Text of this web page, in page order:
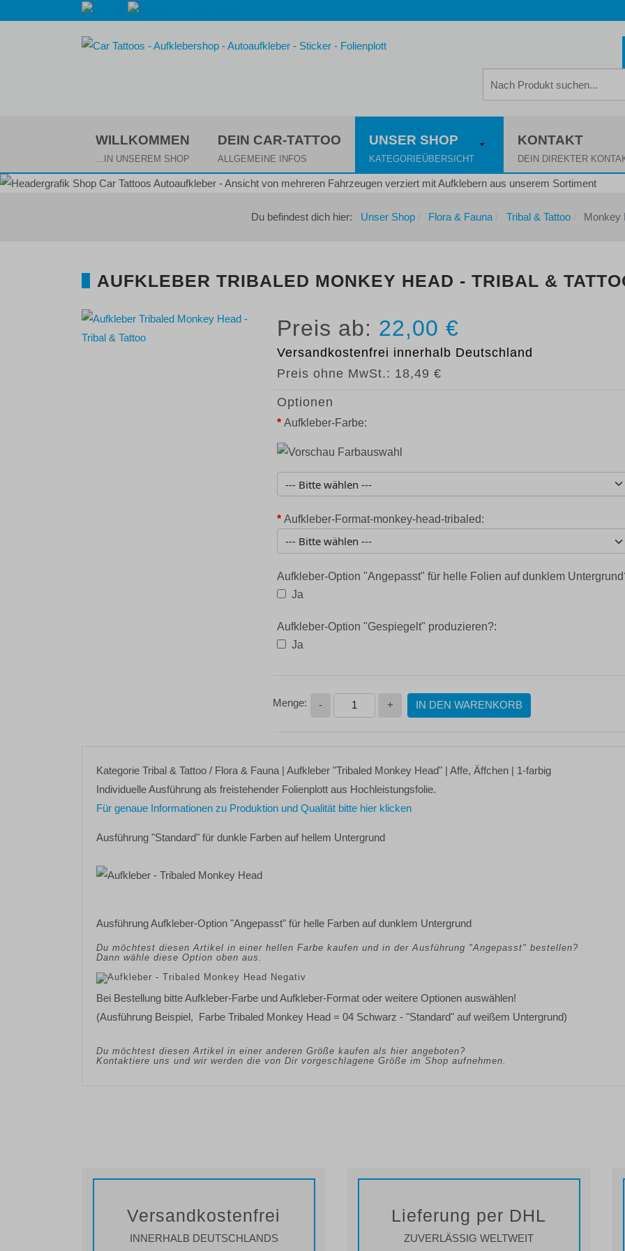
WILLKOMMEN
...IN UNSEREM SHOP
DEIN CAR-TATTOO
ALLGEMEINE INFOS
UNSER SHOP
KATEGORIEÜBERSICHT
KONTAKT
DEIN DIREKTER
Du befindest dich hier: Unser Shop Flora & Fauna Tribal & Tattoo Monkey
AUFKLEBER TRIBALED MONKEY HEAD - TRIBAL &
22,00 €
Versandkostenfrei innerhalb Deutschland
Preis ohne MwSt.: 18,49 €
Optionen
* Aufkleber-Farbe:
* Aufkleber-Format-monkey-head-tribaled:
Aufkleber-Option "Angepasst" für helle Folien auf dunklem
Ja
Aufkleber-Option "Gespiegelt" produzieren?:
Ja
- + IN DEN WARENKORB
Kategorie Tribal & Tattoo / Flora & Fauna | Aufkleber "Tribaled Monkey Head" | Affe, Äffchen | 1-farbig
Individuelle Ausführung als freistehender Folienplott aus Hochleistungsfolie.
Für genaue Informationen zu Produktion und Qualität bitte hier klicken
Ausführung "Standard" für dunkle Farben auf hellem Untergrund
Ausführung Aufkleber-Option "Angepasst" für helle Farben auf dunklem Untergrund
Du möchtest diesen Artikel in einer hellen Farbe kaufen und in der Ausführung "Angepasst" bestellen?
Dann wähle diese Option oben aus.
Bei Bestellung bitte Aufkleber-Farbe und Aufkleber-Format oder weitere Optionen auswählen!
(Ausführung Beispiel, Farbe Tribaled Monkey Head = 04 Schwarz - "Standard" auf weißem Untergrund)
Du möchtest diesen Artikel in einer anderen Größe kaufen als hier angeboten?
Kontaktiere uns und wir werden die von Dir vorgeschlagene Größe im Shop aufnehmen.
Versandkostenfrei
INNERHALB DEUTSCHLANDS
Lieferung per DHL
ZUVERLÄSSIG WELTWEIT